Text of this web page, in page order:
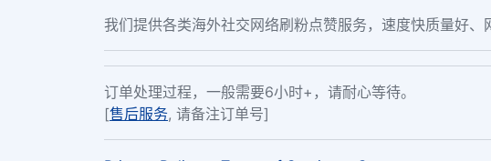
我们提供各类海外社交网络刷粉点赞服务，速度快质量好
订单处理过程，一般需要6小时+，请耐心等待。
[售后服务, 请备注订单号]